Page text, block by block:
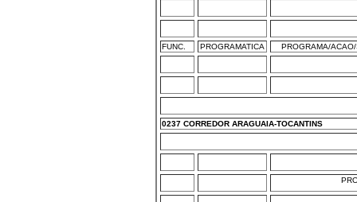
FUNC. PROGRAMATICA PROGRAMA/
0237 CORREDOR ARAGUAIA-TOCANTINS